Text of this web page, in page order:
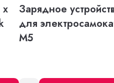
Зарядное
для
M5